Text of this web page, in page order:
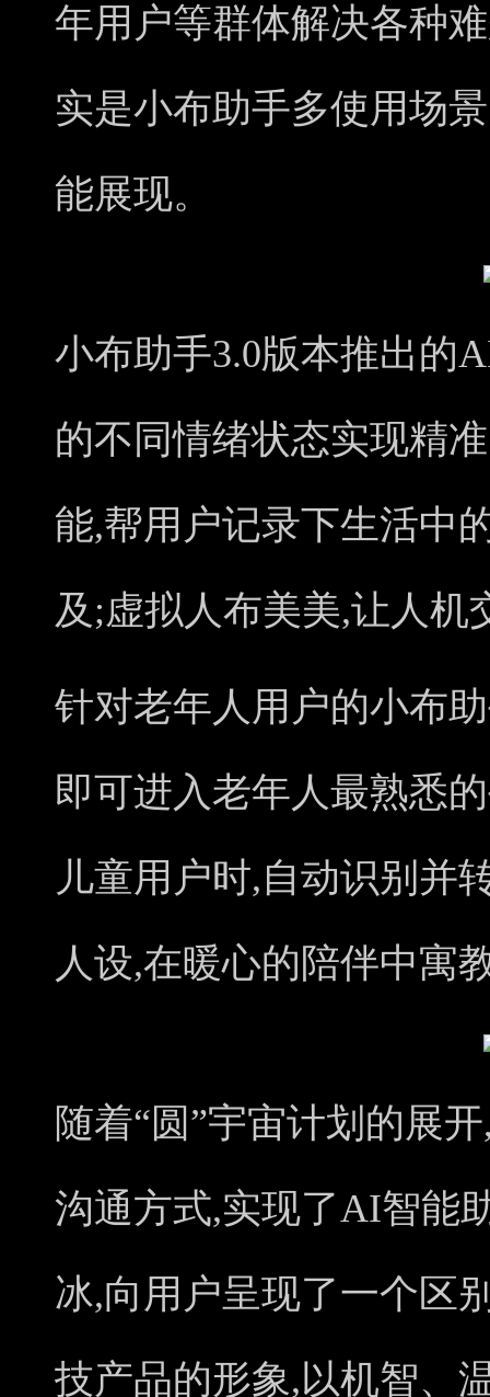
年用户等群体解决各种
实是小布助手多使用场
能展现。
小布助手3.0版本推出的
的不同情绪状态实现精
能,帮用户记录下生活中
及;虚拟人布美美,让人机
针对老年人用户的小布
即可进入老年人最熟悉
儿童用户时,自动识别并
人设,在暖心的陪伴中寓
随着“圆”宇宙计划的展
沟通方式,实现了AI智能
冰,向用户呈现了一个区
技产品的形象,以机智、